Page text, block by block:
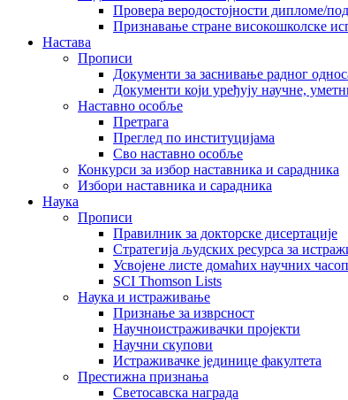
Провера веродостојности дипломе/
Признавање стране високошколске
Настава
Прописи
Документи за заснивање радног
Документи који уређују научне,
Наставно особље
Претрага
Преглед по институцијама
Сво наставно особље
Конкурси за избор наставника и сарадника
Избори наставника и сарадника
Наука
Прописи
Правилник за докторске дисертације
Стратегија људских ресурса за
Усвојене листе домаћих научних
SCI Thomson Lists
Наука и истраживање
Признање за изврсност
Научноистраживачки пројекти
Научни скупови
Истраживачке јединице факултета
Престижна признања
Светосавска награда